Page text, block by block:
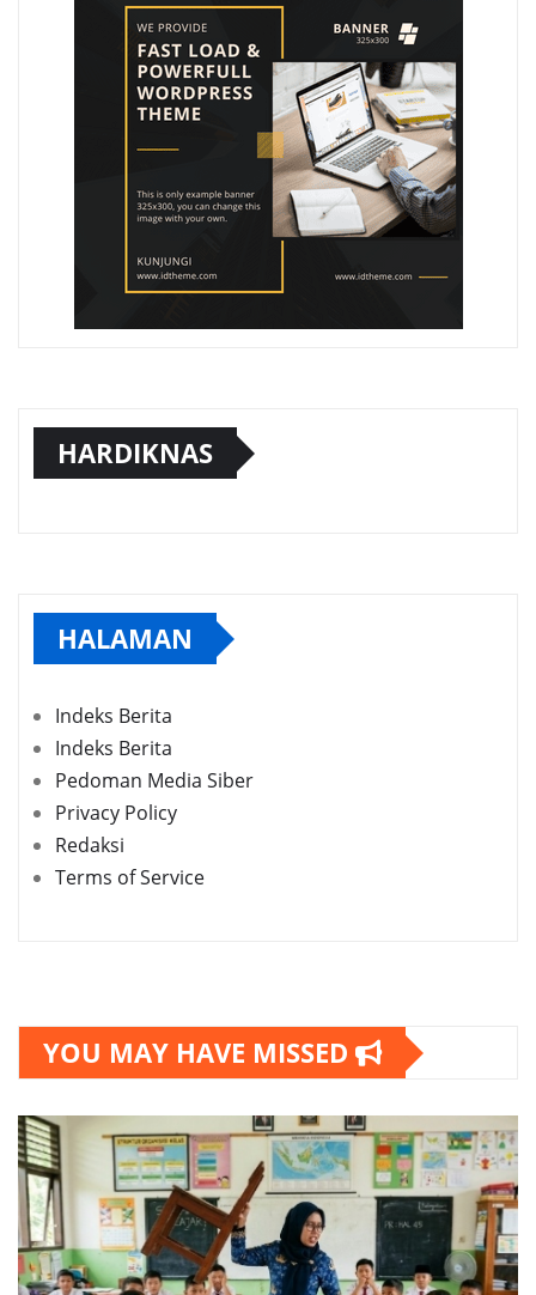
HARDIKNAS
HALAMAN
Indeks Berita
Indeks Berita
Pedoman Media Siber
Privacy Policy
Redaksi
Terms of Service
YOU MAY HAVE MISSED